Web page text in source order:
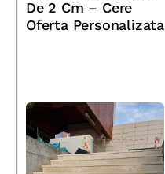
De 2 Cm – Cere
Oferta Personalizata